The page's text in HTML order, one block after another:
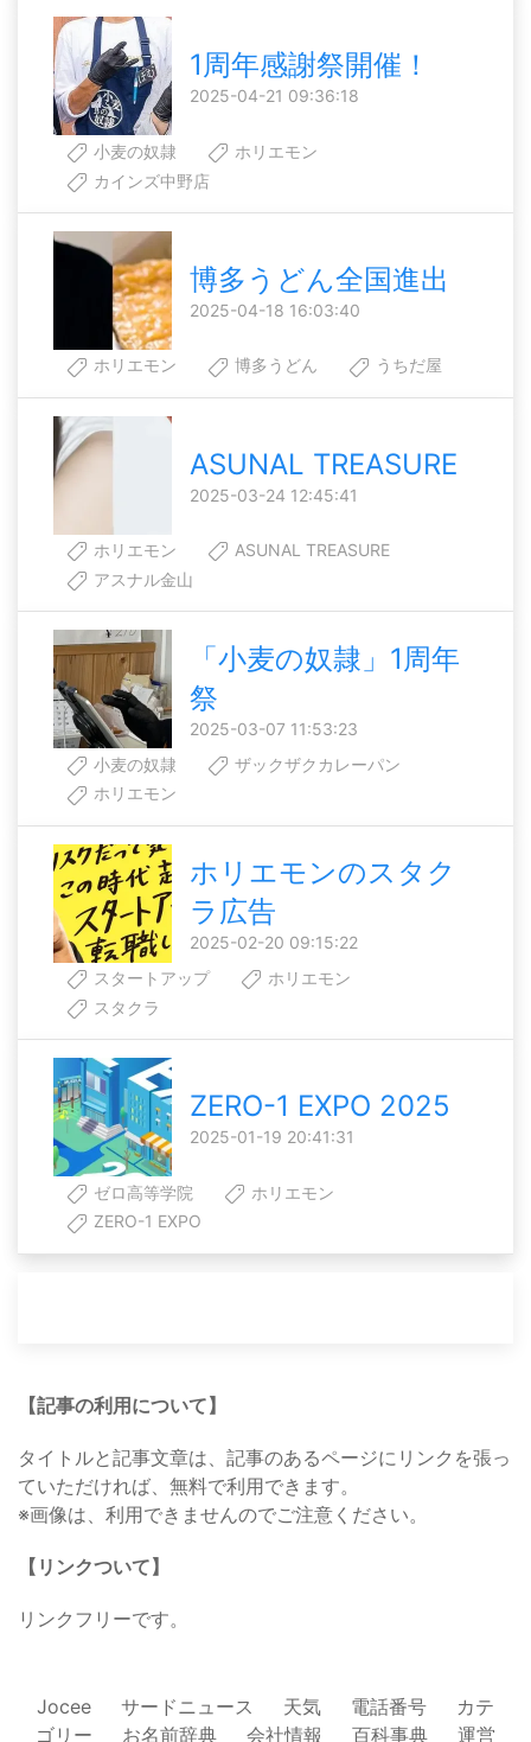
1周年感謝祭開催！
2025-04-21 09:36:18
小麦の奴隷
ホリエモン
カインズ中野店
博多うどん全国進出
2025-04-18 16:03:40
ホリエモン 博多うどん うちだ屋
ASUNAL TREASURE
2025-03-24 12:45:41
ホリエモン
ASUNAL TREASURE
アスナル金山
「小麦の奴隷」1周年
祭
2025-03-07 11:53:23
小麦の奴隷
ザックザクカレーパン
ホリエモン
ホリエモンのスタク
ラ広告
2025-02-20 09:15:22
スタートアップ
ホリエモン
スタクラ
ZERO-1 EXPO 2025
2025-01-19 20:41:31
ゼロ高等学院
ホリエモン
ZERO-1 EXPO
【記事の利用について】
タイトルと記事文章は、記事のあるページにリンクを張っ
ていただければ、無料で利用できます。
※画像は、利用できませんのでご注意ください。
【リンクついて】
リンクフリーです。
Jocee サードニュース 天気 電話番号
カテ
ゴリー
お名前辞典 会社情報 百科事典 運営